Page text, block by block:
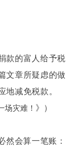
款的富人给予税
文章所疑虑的做
地减免税款。
场灾难！ 》）
然会算一笔账：